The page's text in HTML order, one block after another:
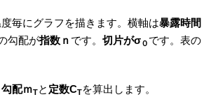
毎にグラフを描きます。横軸は暴露時間
勾配が指数ｎ です。 切片がσ０ です。表の
勾配ｍTと 定数CTを算出します。